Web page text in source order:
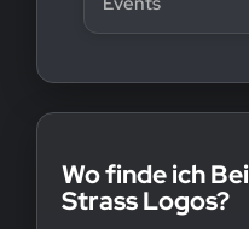
Wo finde ich
Strass Logos?